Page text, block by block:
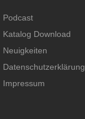
Podcast
Katalog Download
Neuigkeiten
Datenschutzerklärung
Impressum